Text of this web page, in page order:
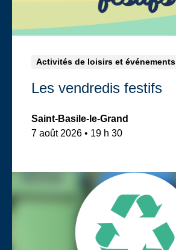
Activités de loisirs et événements
Les vendredis festifs
Saint-Basile-le-Grand
7 août 2026 • 19 h 30